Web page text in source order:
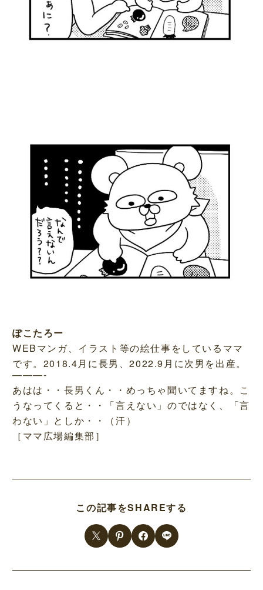
ぽこたろー
WEBマンガ、イラスト等の絵仕事をしているママ
です。2018.4月に長男、2022.9月に次男を出産。
———-
あはは・・長男くん・・めっちゃ聞いてますね。こ
うなってくると・・「言えない」のではなく、「言
わない」としか・・（汗）
［ママ広場編集部］
この記事をSHAREする